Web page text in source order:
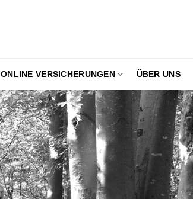
ONLINE VERSICHERUNGEN ÜBER UNS